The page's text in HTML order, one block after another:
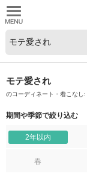
モテ愛され
のコーディネート・着こなし:
期間や季節で絞り込む
2年以内
春